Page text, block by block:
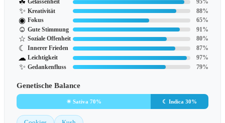
☘ Gelassenheit 95%
✨ Kreativität 88%
◉ Fokus 65%
☺ Gute Stimmung 91%
☆ Soziale Offenheit 80%
☾ Innerer Frieden 87%
☁ Leichtigkeit 97%
✨ Gedankenfluss 79%
Genetische Balance
☀ Sativa 70% ☾ Indica 30%